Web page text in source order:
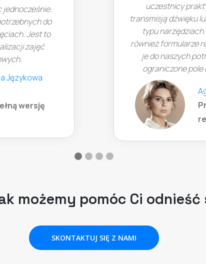
uczestnicy praktycz- nie nie zgłaszają
transmisją dźwięku lub obrazu, co zdarzało się w
typu narzędziach. Intuicyjnie i łatwo można
również formularze rejestracji na wydarzenia,
je do naszych potrzeb. W innych narzędziach
ograniczone pole do customizacji pól w
Agata Gołuchowska, IAB Polska
Przeczytaj i pobierz pełną
(opens in a new
możemy pomóc Ci odnieść
SKONTAKTUJ SIĘ Z NAMI